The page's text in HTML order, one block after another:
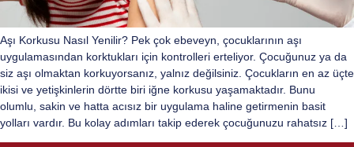
Aşı Korkusu Nasıl Yenilir? Pek çok ebeveyn, çocuklarının aşı
uygulamasından korktukları için kontrolleri erteliyor. Çocuğunuz ya da
siz aşı olmaktan korkuyorsanız, yalnız değilsiniz. Çocukların en az üçte
ikisi ve yetişkinlerin dörtte biri iğne korkusu yaşamaktadır. Bunu
olumlu, sakin ve hatta acısız bir uygulama haline getirmenin basit
yolları vardır. Bu kolay adımları takip ederek çocuğunuzu rahatsız […]